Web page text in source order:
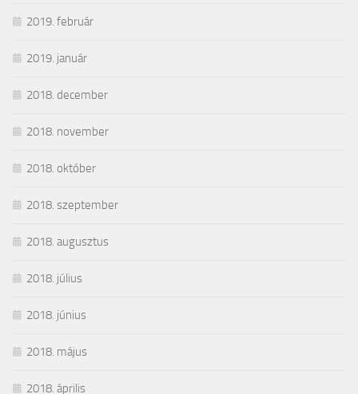
2019. február
2019. január
2018. december
2018. november
2018. október
2018. szeptember
2018. augusztus
2018. július
2018. június
2018. május
2018. április